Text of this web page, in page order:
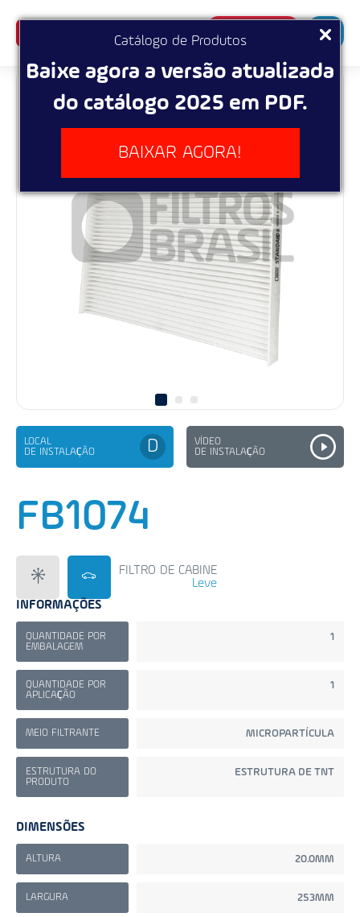
Catálogo de Produtos
Baixe agora a versão atualizada
do catálogo 2025 em PDF.
BAIXAR AGORA!
SUPERBUSCA
LOCAL
DE INSTALAÇÃO
D
VÍDEO
DE INSTALAÇÃO
FB1074
FILTRO DE CABINE
Leve
INFORMAÇÕES
QUANTIDADE POR
EMBALAGEM
1
QUANTIDADE POR
APLICAÇÃO
1
MEIO FILTRANTE MICROPARTÍCULA
ESTRUTURA DO
PRODUTO
ESTRUTURA DE TNT
DIMENSÕES
ALTURA 20.0MM
LARGURA 253MM